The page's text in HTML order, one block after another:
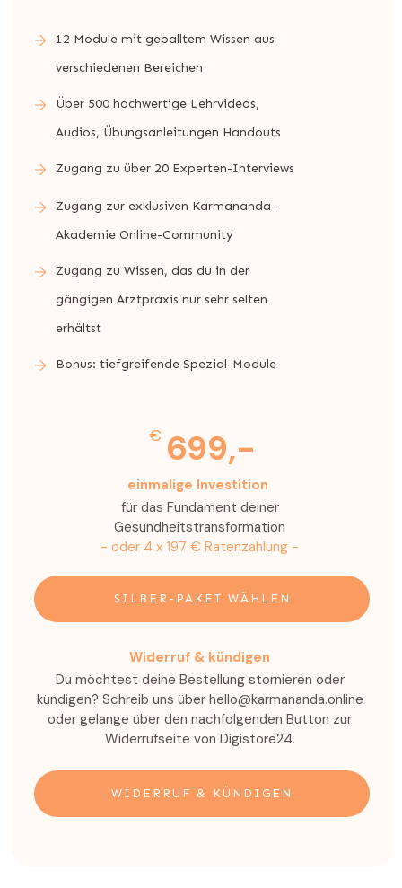
12 Module mit geballtem Wissen aus
verschiedenen Bereichen
Über 500 hochwertige Lehrvideos,
Audios, Übungsanleitungen Handouts
Zugang zu über 20 Experten-Interviews
Zugang zur exklusiven Karmananda-
Akademie Online-Community
Zugang zu Wissen, das du in der
gängigen Arztpraxis nur sehr selten
erhältst
Bonus: tiefgreifende Spezial-Module
€ 699,-
einmalige Investition
für das Fundament deiner
Gesundheitstransformation
- oder 4 x 197 € Ratenzahlung -
SILBER-PAKET WÄHLEN
Widerruf & kündigen
Du möchtest deine Bestellung stornieren oder
kündigen? Schreib uns über hello@karmananda.online
oder gelange über den nachfolgenden Button zur
Widerrufseite von Digistore24.
WIDERRUF & KÜNDIGEN